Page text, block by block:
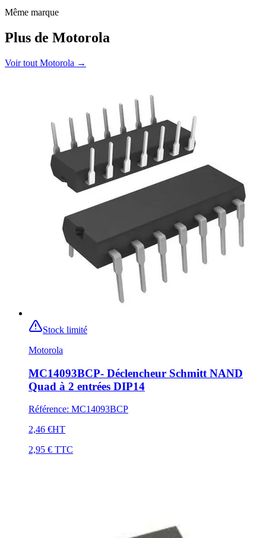
Même marque
Plus de Motorola
Voir tout Motorola →
Stock limité
Motorola
MC14093BCP- Déclencheur Schmitt NAND
Quad à 2 entrées DIP14
Référence: MC14093BCP
2,46 €HT
2,95 € TTC